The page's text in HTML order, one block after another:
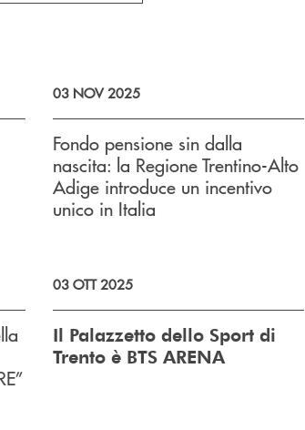
03 NOV 2025
Fondo pensione sin dalla
nascita: la Regione Trentino-Alto
Adige introduce un incentivo
unico in Italia
03 OTT 2025
Il Palazzetto dello Sport di
Trento è BTS ARENA